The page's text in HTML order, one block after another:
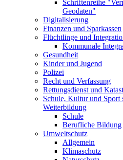
Schriftenreihe
Geodaten"
Digitalisierung
Finanzen und Sparkassen
Flüchtlinge und
Kommunale
Gesundheit
Kinder und Jugend
Polizei
Recht und Verfassung
Rettungsdienst und
Schule, Kultur und Sport
Weiterbildung
Schule
Berufliche Bildung
Umweltschutz
Allgemein
Klimaschutz